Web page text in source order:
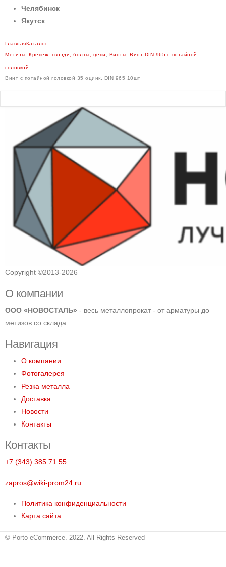
Челябинск
Якутск
ГлавнаяКаталог
Метизы ,Крепеж, гвозди, болты, цепи Винты ,Винт DIN 965 с потайной
головкой
Винт с потайной головкой 35 оцинк. DIN 965 10шт
Copyright ©2013-2026
О компании
ООО «НОВОСТАЛЬ» - весь металлопрокат - от арматуры до
метизов со склада.
Навигация
О компании
Фотогалерея
Резка металла
Доставка
Новости
Контакты
Контакты
+7 (343) 385 71 55
zapros@wiki-prom24.ru
Политика конфиденциальности
Карта сайта
© Porto eCommerce. 2022. All Rights Reserved